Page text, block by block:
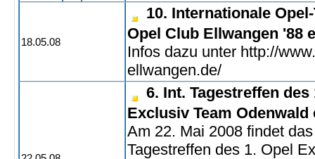
18.05.08
10. Internationale
Opel Club Ellwangen '88
Infos dazu unter http://
ellwangen.de/
6. Int. Tagestreffen des
Exclusiv Team Odenwald
Am 22. Mai 2008 findet
Tagestreffen des 1. Opel